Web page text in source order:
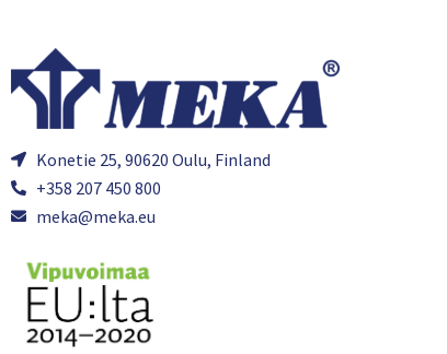
Konetie 25, 90620 Oulu, Finland
+358 207 450 800
meka@meka.eu